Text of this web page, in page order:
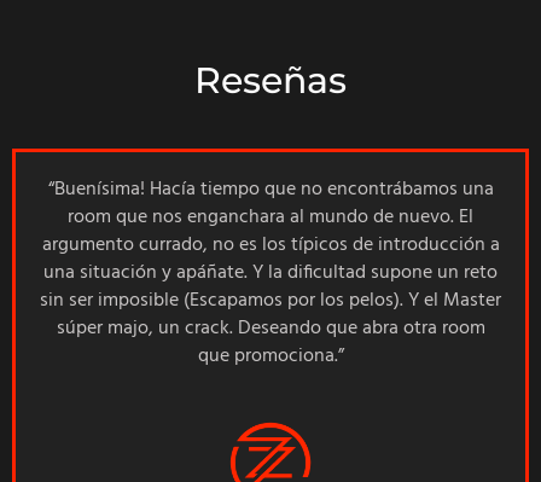
Reseñas
Buenísima! Hacía tiempo que no encontrábamos una
room que nos enganchara al mundo de nuevo. El
argumento currado, no es los típicos de introducción a
una situación y apáñate. Y la dificultad supone un reto
sin ser imposible (Escapamos por los pelos). Y el Master
súper majo, un crack. Deseando que abra otra room
que promociona.